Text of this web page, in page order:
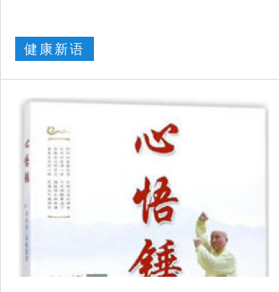
健康新语